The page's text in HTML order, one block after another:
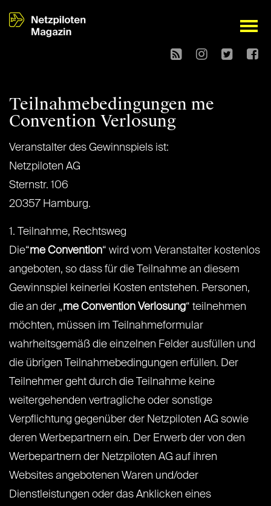
open
Teilnahmebedingungen me
Convention Verlosung
Veranstalter des Gewinnspiels ist:
Netzpiloten AG
Sternstr. 106
20357 Hamburg.
1. Teilnahme, Rechtsweg
Die“me Convention“ wird vom Veranstalter kostenlos
angeboten, so dass für die Teilnahme an diesem
Gewinnspiel keinerlei Kosten entstehen. Personen,
die an der „me Convention Verlosung“ teilnehmen
möchten, müssen im Teilnahmeformular
wahrheitsgemäß die einzelnen Felder ausfüllen und
die übrigen Teilnahmebedingungen erfüllen. Der
Teilnehmer geht durch die Teilnahme keine
weitergehenden vertragliche oder sonstige
Verpflichtung gegenüber der Netzpiloten AG sowie
deren Werbepartnern ein. Der Erwerb der von den
Werbepartnern der Netzpiloten AG auf ihren
Websites angebotenen Waren und/oder
Dienstleistungen oder das Anklicken eines